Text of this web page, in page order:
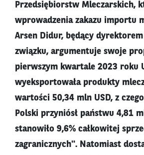
Przedsiębiorstw Mleczarskich,
wprowadzenia zakazu importu
Arsen Didur, będący
związku, argumentuje swoje
pierwszym kwartale 2023 roku
wyeksportowała produkty
wartości 50,34 mln USD, z
Polski przyniósł państwu 4,81
stanowiło 9,6% całkowitej
zagranicznych". Natomiast